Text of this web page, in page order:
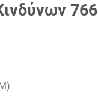
766